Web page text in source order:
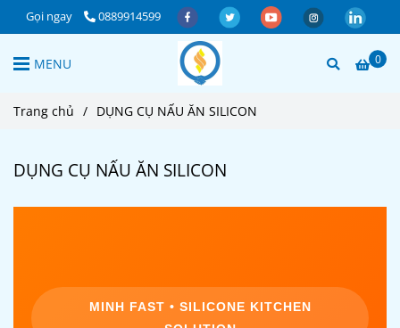
Gọi ngay 0889914599
0
MENU
Trang chủ / DỤNG CỤ NẤU ĂN SILICON
DỤNG CỤ NẤU ĂN SILICON
MINH FAST • SILICONE KITCHEN